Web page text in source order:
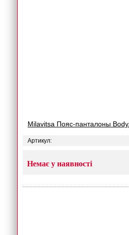
Milavitsa Пояс-панталоны
Артикул:
Немає у наявності